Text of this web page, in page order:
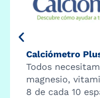
Calciómetro
Todos
magnesio,
8 de cada 10